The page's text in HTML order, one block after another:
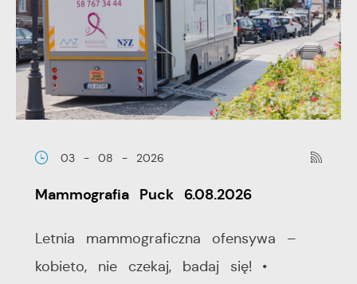
03 - 08 - 2026
Mammografia Puck 6.08.2026
Letnia mammograficzna ofensywa –
kobieto, nie czekaj, badaj się! •